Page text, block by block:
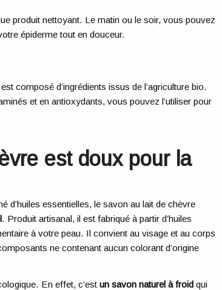
produit nettoyant. Le matin ou le soir, vous pouvez
épiderme tout en douceur.
composé d’ingrédients issus de l’agriculture bio.
et en antioxydants, vous pouvez l’utiliser pour
est doux pour la
d’huiles essentielles, le savon au lait de chèvre
. Produit artisanal, il est fabriqué à partir d’huiles
à votre peau. Il convient au visage et au corps
ne contenant aucun colorant d’origine
En effet, c’estun savon naturel à froid qui